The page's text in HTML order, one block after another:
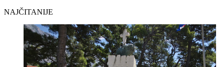
NAJČITANIJE